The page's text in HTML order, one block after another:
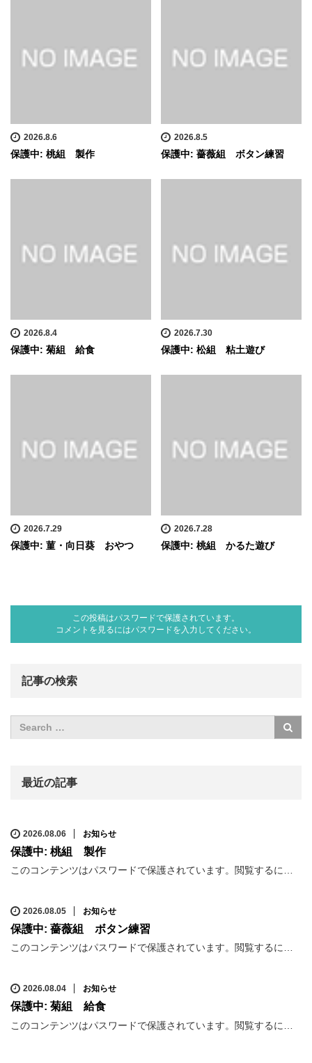
2026.8.6
保護中: 桃組 製作
2026.8.5
保護中: 薔薇組 ボタン練習
2026.8.4
保護中: 菊組 給食
2026.7.30
保護中: 松組 粘土遊び
2026.7.29
保護中: 菫・向日葵 おやつ
2026.7.28
保護中: 桃組 かるた遊び
この投稿はパスワードで保護されています。
コメントを見るにはパスワードを入力してください。
記事の検索
最近の記事
2026.08.06 お知らせ
保護中: 桃組 製作
このコンテンツはパスワードで保護されています。閲覧するに…
2026.08.05 お知らせ
保護中: 薔薇組 ボタン練習
このコンテンツはパスワードで保護されています。閲覧するに…
2026.08.04 お知らせ
保護中: 菊組 給食
このコンテンツはパスワードで保護されています。閲覧するに…